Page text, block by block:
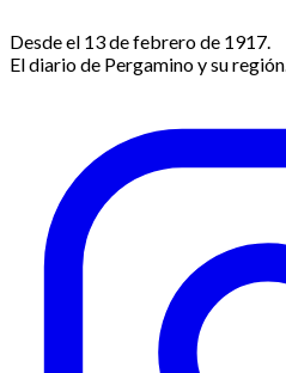
Desde el 13 de febrero de 1917.
El diario de Pergamino y su región.